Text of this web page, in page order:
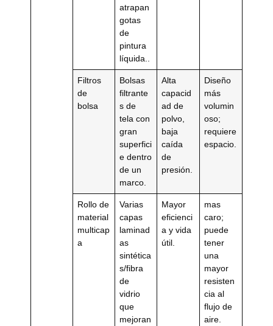
atrapan
gotas
de
pintura
líquida..
Filtros
de
bolsa
Bolsas
filtrante
s de
tela con
gran
superfici
e dentro
de un
marco.
Alta
capacid
ad de
polvo,
baja
caída
de
presión.
Diseño
más
volumin
oso;
requiere
espacio.
Rollo de
material
multicap
a
Varias
capas
laminad
as
sintética
s/fibra
de
vidrio
que
mejoran
Mayor
eficienci
a y vida
útil.
mas
caro;
puede
tener
una
mayor
resisten
cia al
flujo de
aire.